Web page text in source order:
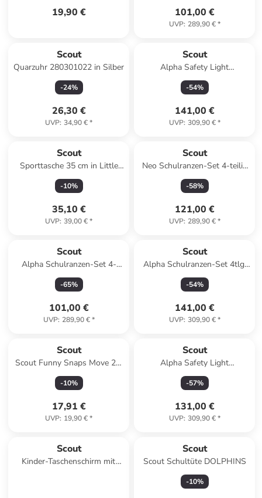
19,90 € 101,00 €
UVP: 289,90 €*
Scout
Quarzuhr 280301022 in Silber
-24%
26,30 €
UVP: 34,90 €*
Scout
Alpha Safety Light
Schulranzen-Set 5-teilig in
Flames
-54%
141,00 €
UVP: 309,90 €*
Scout
Sporttasche 35 cm in Little
Flowers
-10%
35,10 €
UVP: 39,00 €*
Scout
Neo Schulranzen-Set 4-teilig
in Dino Rex
-58%
121,00 €
UVP: 289,90 €*
Scout
Alpha Schulranzen-Set 4-
teilig in Magic Sea
-65%
101,00 €
UVP: 289,90 €*
Scout
Alpha Schulranzen-Set 4tlg.
in Planets
-54%
141,00 €
UVP: 309,90 €*
Scout
Scout Funny Snaps Move 2er
Set Florida Sunset
-10%
17,91 €
UVP: 19,90 €*
Scout
Alpha Safety Light
Schulranzen-Set 5-teilig in
Spooky Starlight
-57%
131,00 €
UVP: 309,90 €*
Scout
Kinder-Taschenschirm mit
Scout
Scout Schultüte DOLPHINS
-10%